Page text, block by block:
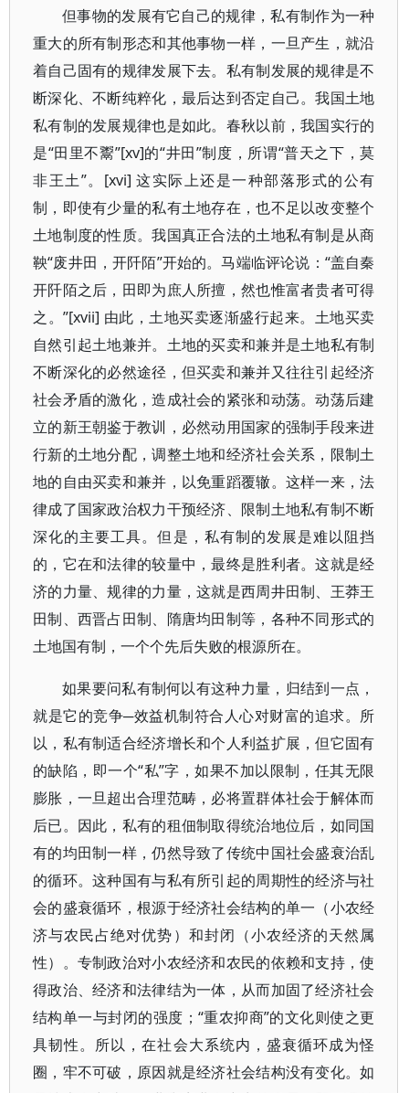
但事物的发展有它自己的规律，私有制作为一种
重大的所有制形态和其他事物一样，一旦产生，就沿
着自己固有的规律发展下去。私有制发展的规律是不
断深化、不断纯粹化，最后达到否定自己。我国土地
私有制的发展规律也是如此。春秋以前，我国实行的
是“田里不鬻”[xv]的“井田”制度，所谓“普天之下，莫
非王土”。[xvi] 这实际上还是一种部落形式的公有
制，即使有少量的私有土地存在，也不足以改变整个
土地制度的性质。我国真正合法的土地私有制是从商
鞅“废井田，开阡陌”开始的。马端临评论说：“盖自秦
开阡陌之后，田即为庶人所擅，然也惟富者贵者可得
之。”[xvii] 由此，土地买卖逐渐盛行起来。土地买卖
自然引起土地兼并。土地的买卖和兼并是土地私有制
不断深化的必然途径，但买卖和兼并又往往引起经济
社会矛盾的激化，造成社会的紧张和动荡。动荡后建
立的新王朝鉴于教训，必然动用国家的强制手段来进
行新的土地分配，调整土地和经济社会关系，限制土
地的自由买卖和兼并，以免重蹈覆辙。这样一来，法
律成了国家政治权力干预经济、限制土地私有制不断
深化的主要工具。但是，私有制的发展是难以阻挡
的，它在和法律的较量中，最终是胜利者。这就是经
济的力量、规律的力量，这就是西周井田制、王莽王
田制、西晋占田制、隋唐均田制等，各种不同形式的
土地国有制，一个个先后失败的根源所在。
如果要问私有制何以有这种力量，归结到一点，
就是它的竞争─效益机制符合人心对财富的追求。所
以，私有制适合经济增长和个人利益扩展，但它固有
的缺陷，即一个“私”字，如果不加以限制，任其无限
膨胀，一旦超出合理范畴，必将置群体社会于解体而
后已。因此，私有的租佃制取得统治地位后，如同国
有的均田制一样，仍然导致了传统中国社会盛衰治乱
的循环。这种国有与私有所引起的周期性的经济与社
会的盛衰循环，根源于经济社会结构的单一（小农经
济与农民占绝对优势）和封闭（小农经济的天然属
性）。专制政治对小农经济和农民的依赖和支持，使
得政治、经济和法律结为一体，从而加固了经济社会
结构单一与封闭的强度；“重农抑商”的文化则使之更
具韧性。所以，在社会大系统内，盛衰循环成为怪
圈，牢不可破，原因就是经济社会结构没有变化。如